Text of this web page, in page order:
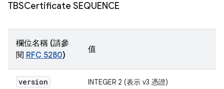
TBSCertificate SEQUENCE
欄位名稱 (請參
閱 RFC 5280)
值
version INTEGER 2 (表示 v3 憑證)